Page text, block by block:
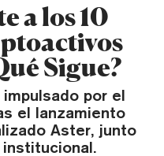
a los 10
Sigue?
por el
el lanzamiento
Aster, junto